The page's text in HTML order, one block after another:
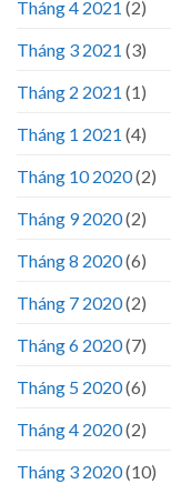
Tháng 4 2021 (2)
Tháng 3 2021 (3)
Tháng 2 2021 (1)
Tháng 1 2021 (4)
Tháng 10 2020(2)
Tháng 9 2020(2)
Tháng 8 2020(6)
Tháng 7 2020(2)
Tháng 6 2020(7)
Tháng 5 2020(6)
Tháng 4 2020(2)
Tháng 3 2020(10)